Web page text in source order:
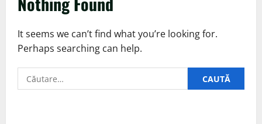
It seems we can’t find what you’re looking for.
Perhaps searching can help.
Caută
după: